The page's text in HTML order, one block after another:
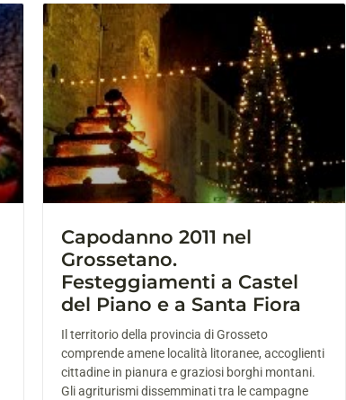
Capodanno 2011 nel
Grossetano.
Festeggiamenti a Castel
del Piano e a Santa Fiora
Il territorio della provincia di Grosseto
comprende amene località litoranee, accoglienti
cittadine in pianura e graziosi borghi montani.
Gli agriturismi dissemminati tra le campagne